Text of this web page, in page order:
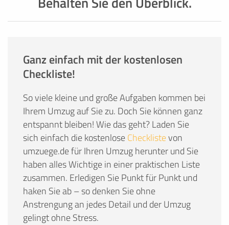
Ganz einfach mit der kostenlosen
Checkliste!
So viele kleine und große Aufgaben kommen bei
Ihrem Umzug auf Sie zu. Doch Sie können ganz
entspannt bleiben! Wie das geht? Laden Sie
sich einfach die kostenloseChecklistevon
umzuege.de für Ihren Umzug herunter und Sie
haben alles Wichtige in einer praktischen Liste
zusammen. Erledigen Sie Punkt für Punkt und
haken Sie ab – so denken Sie ohne
Anstrengung an jedes Detail und der Umzug
gelingt ohne Stress.